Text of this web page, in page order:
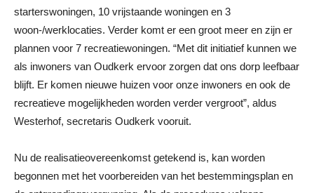
starterswoningen, 10 vrijstaande woningen en 3
woon-/werklocaties. Verder komt er een groot meer en zijn er
plannen voor 7 recreatiewoningen. “Met dit initiatief kunnen we
als inwoners van Oudkerk ervoor zorgen dat ons dorp leefbaar
blijft. Er komen nieuwe huizen voor onze inwoners en ook de
recreatieve mogelijkheden worden verder vergroot”, aldus
Westerhof, secretaris Oudkerk vooruit.
Nu de realisatieovereenkomst getekend is, kan worden
begonnen met het voorbereiden van het bestemmingsplan en